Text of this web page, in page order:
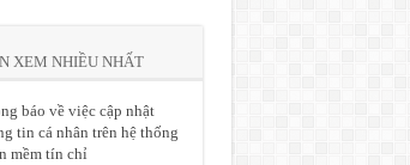
XEM NHIỀU NHẤT
báo về việc cập nhật
tin cá nhân trên hệ thống
mềm tín chỉ